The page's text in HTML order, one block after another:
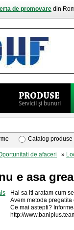
de promovare din
Catalog produse
de afaceri »
e asa
Hai sa iti aratam cum
Avem metoda
Ce mai astepti?
http://